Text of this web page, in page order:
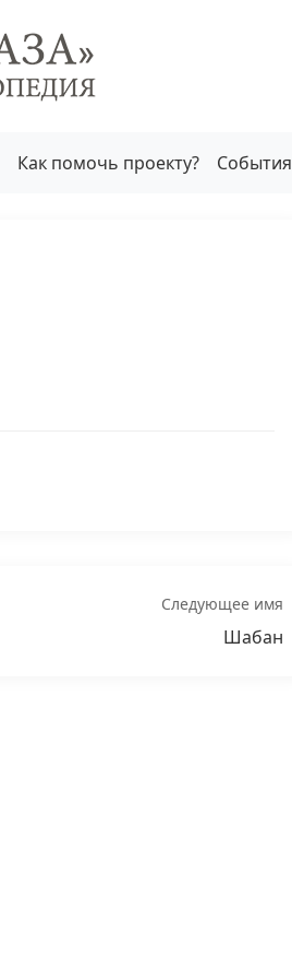
Как помочь проекту? События
Следующее имя
Шабан